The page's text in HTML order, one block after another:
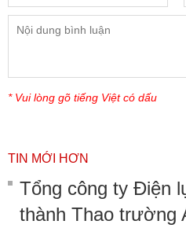
* Vui lòng gõ tiếng Việt có dấu
TIN MỚI HƠN
Tổng công ty Điện
thành Thao trường